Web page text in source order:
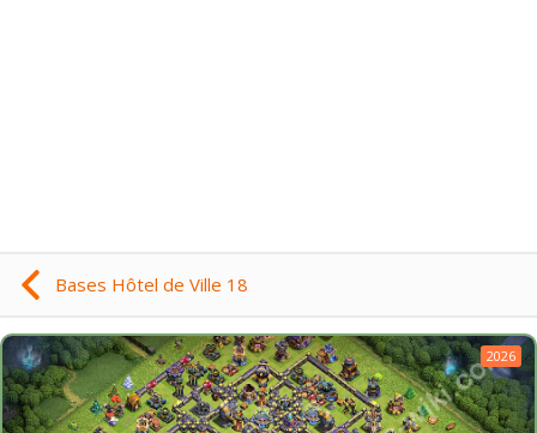
Bases Hôtel de Ville 18
2026